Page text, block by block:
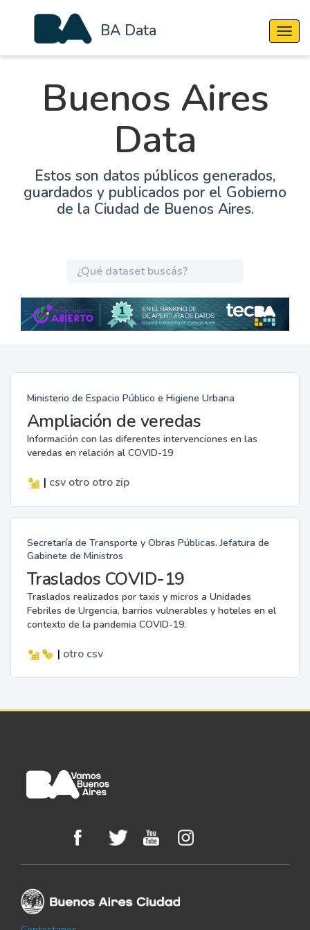
BA Data
Buenos Aires
Data
Estos son datos públicos generados,
guardados y publicados por el Gobierno
de la Ciudad de Buenos Aires.
Ministerio de Espacio Público e Higiene Urbana
Ampliación de veredas
Información con las diferentes intervenciones en las
veredas en relación al COVID-19
| csv otro otro zip
Secretaría de Transporte y Obras Públicas. Jefatura de
Gabinete de Ministros
Traslados COVID-19
Traslados realizados por taxis y micros a Unidades
Febriles de Urgencia, barrios vulnerables y hoteles en el
contexto de la pandemia COVID-19.
| otro csv